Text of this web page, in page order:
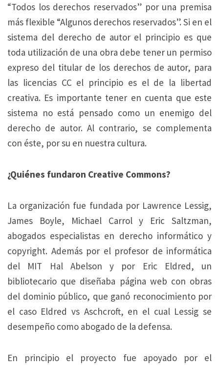
“Todos los derechos reservados” por una premisa
más flexible “Algunos derechos reservados”. Si en el
sistema del derecho de autor el principio es que
toda utilización de una obra debe tener un permiso
expreso del titular de los derechos de autor, para
las licencias CC el principio es el de la libertad
creativa. Es importante tener en cuenta que este
sistema no está pensado como un enemigo del
derecho de autor. Al contrario, se complementa
con éste, por su en nuestra cultura.
¿Quiénes fundaron Creative Commons?
La organización fue fundada por Lawrence Lessig,
James Boyle, Michael Carrol y Eric Saltzman,
abogados especialistas en derecho informático y
copyright. Además por el profesor de informática
del MIT Hal Abelson y por Eric Eldred, un
bibliotecario que diseñaba página web con obras
del dominio público, que ganó reconocimiento por
el caso Eldred vs Aschcroft, en el cual Lessig se
desempeño como abogado de la defensa.
En principio el proyecto fue apoyado por el